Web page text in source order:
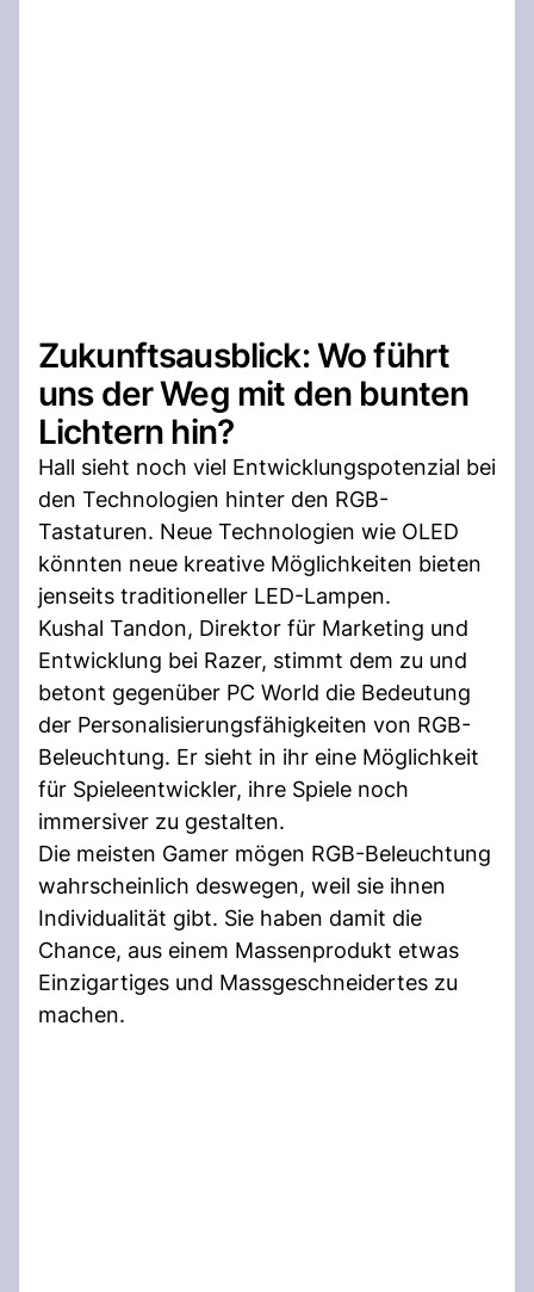
Zukunftsausblick: Wo führt
uns der Weg mit den bunten
Lichtern hin?
Hall sieht noch viel Entwicklungspotenzial bei
den Technologien hinter den RGB-
Tastaturen. Neue Technologien wie OLED
könnten neue kreative Möglichkeiten bieten
jenseits traditioneller LED-Lampen.
Kushal Tandon, Direktor für Marketing und
Entwicklung bei Razer, stimmt dem zu und
betont gegenüber PC World die Bedeutung
der Personalisierungsfähigkeiten von RGB-
Beleuchtung. Er sieht in ihr eine Möglichkeit
für Spieleentwickler, ihre Spiele noch
immersiver zu gestalten.
Die meisten Gamer mögen RGB-Beleuchtung
wahrscheinlich deswegen, weil sie ihnen
Individualität gibt. Sie haben damit die
Chance, aus einem Massenprodukt etwas
Einzigartiges und Massgeschneidertes zu
machen.